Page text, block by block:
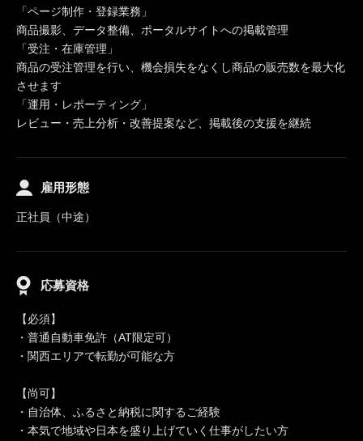
「ページ制作・登録業務」
商品撮影、データ整備、ポータルサイトへの掲載管理
「受注・在庫管理」
商品の受注管理を行い、機会損失をなくし商品の販売数を最大化
させます
「運用・レポーティング」
レビュー・売上分析・改善提案など、掲載後の支援を継続
雇用形態
正社員（中途）
応募資格
【必須】
・普通自動車免許（AT限定可）
・関西エリアで転勤が可能な方
【尚可】
・自治体、ふるさと納税に関するご経験
・本気で地域や日本を盛り上げていく仕事がしたい方